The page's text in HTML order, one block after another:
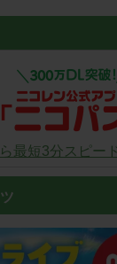
最短3分スピー